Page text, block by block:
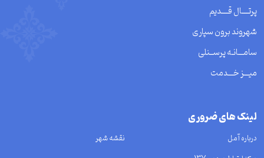
پرتــــال قــــدیم
شهروند برون سپاری
سامـــانـه پرســنلی
میـــز خـــدمت
لینک های ضروری
درباره آمل
نقشه شهر